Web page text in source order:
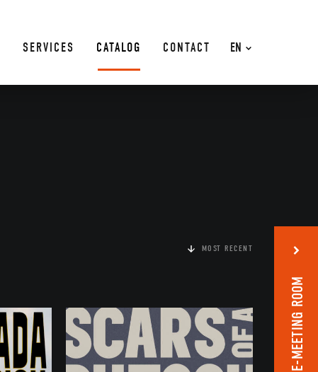
EN
SERVICES CATALOG CONTACT
MOST RECENT
E-MEETING ROOM